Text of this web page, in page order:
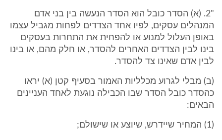
"2. (א) הסדר כובל הוא הסדר הנעשה בין בני אדם
המנהלים עסקים, לפיו אחד הצדדים לפחות מגביל עצמו
באופן העלול למנוע או להפחית את התחרות בעסקים
בינו לבין הצדדים האחרים להסדר, או חלק מהם, או בינו
לבין אדם שאינו צד להסדר.
(ב) מבלי לגרוע מכלליות האמור בסעיף קטן (א) יראו
כהסדר כובל הסדר שבו הכבילה נוגעת לאחד העניינים
הבאים:
(1) המחיר שיידרש, שיוצע או שישולם;